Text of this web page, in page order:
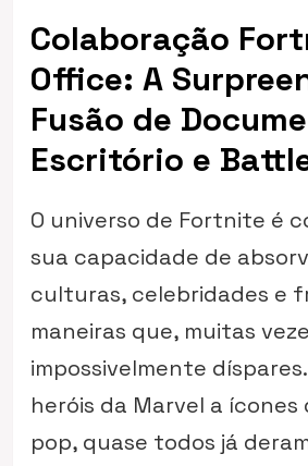
Colaboração
Office: A
Fusão de
Escritório e
O universo de Fortnite é
sua capacidade de
culturas, celebridades e
maneiras que, muitas
impossivelmente
heróis da Marvel a ícones
pop, quase todos já